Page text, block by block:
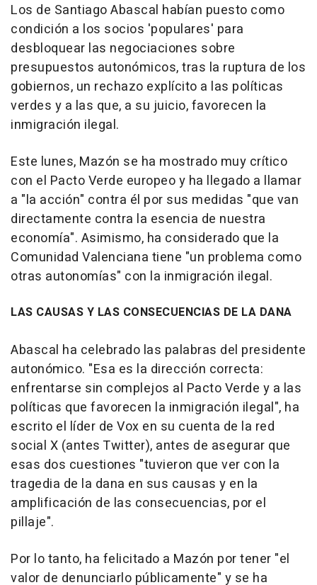
Los de Santiago Abascal habían puesto como
condición a los socios 'populares' para
desbloquear las negociaciones sobre
presupuestos autonómicos, tras la ruptura de los
gobiernos, un rechazo explícito a las políticas
verdes y a las que, a su juicio, favorecen la
inmigración ilegal.
Este lunes, Mazón se ha mostrado muy crítico
con el Pacto Verde europeo y ha llegado a llamar
a "la acción" contra él por sus medidas "que van
directamente contra la esencia de nuestra
economía". Asimismo, ha considerado que la
Comunidad Valenciana tiene "un problema como
otras autonomías" con la inmigración ilegal.
LAS CAUSAS Y LAS CONSECUENCIAS DE LA DANA
Abascal ha celebrado las palabras del presidente
autonómico. "Esa es la dirección correcta:
enfrentarse sin complejos al Pacto Verde y a las
políticas que favorecen la inmigración ilegal", ha
escrito el líder de Vox en su cuenta de la red
social X (antes Twitter), antes de asegurar que
esas dos cuestiones "tuvieron que ver con la
tragedia de la dana en sus causas y en la
amplificación de las consecuencias, por el
pillaje".
Por lo tanto, ha felicitado a Mazón por tener "el
valor de denunciarlo públicamente" y se ha